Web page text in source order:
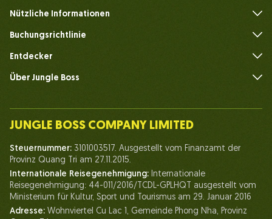
Nützliche Informationen
Buchungsrichtlinie
Entdecker
Über Jungle Boss
Unser Team
Leben bei Jungle Boss
Unsere Zertifikate
Partnerschaft
JUNGLE BOSS COMPANY LIMITED
Steuernummer: 3101003517. Ausgestellt vom Finanzamt der
Provinz Quang Tri am 27.11.2015.
Internationale Reisegenehmigung: Internationale
Reisegenehmigung: 44-011/2016/TCDL-GPLHQT ausgestellt vom
Ministerium für Kultur, Sport und Tourismus am 29. Januar 2016
Adresse: Wohnviertel Cu Lac 1, Gemeinde Phong Nha, Provinz